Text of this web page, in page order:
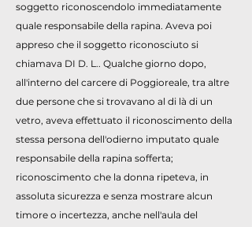
soggetto riconoscendolo immediatamente
quale responsabile della rapina. Aveva poi
appreso che il soggetto riconosciuto si
chiamava DI D. L.. Qualche giorno dopo,
all'interno del carcere di Poggioreale, tra altre
due persone che si trovavano al di là di un
vetro, aveva effettuato il riconoscimento della
stessa persona dell'odierno imputato quale
responsabile della rapina sofferta;
riconoscimento che la donna ripeteva, in
assoluta sicurezza e senza mostrare alcun
timore o incertezza, anche nell'aula del